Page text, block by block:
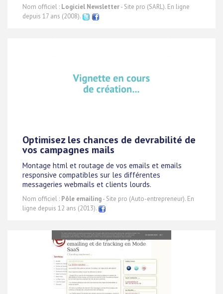
Nom officiel : Logiciel Newsletter- Site pro (SARL). En ligne
depuis 17 ans (2008).
Optimisez les chances de devrabilité de
vos campagnes mails
Montage html et routage de vos emails et emails
responsive compatibles sur les différentes
messageries webmails et clients lourds.
Nom officiel : Pôle emailing- Site pro (Auto-entrepreneur). En
ligne depuis 12 ans (2013).